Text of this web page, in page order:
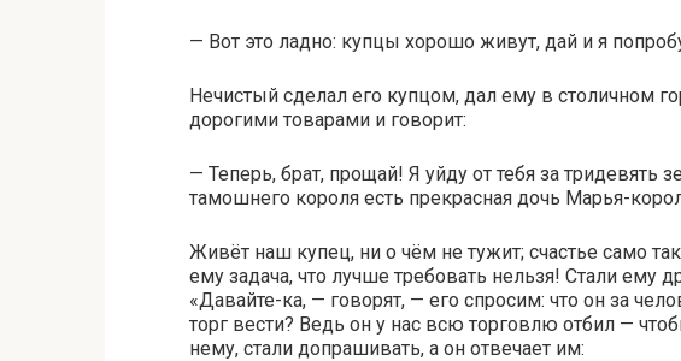
— Вот это ладно: купцы хорошо живут, дай и я
Нечистый сделал его купцом, дал ему в столичном
дорогими товарами и говорит:
— Теперь, брат, прощай! Я уйду от тебя за тридевять
тамошнего короля есть прекрасная дочь Марья-
Живёт наш купец, ни о чём не тужит; счастье само
ему задача, что лучше требовать нельзя! Стали ему
«Давайте-ка, — говорят, — его спросим: что он за
торг вести? Ведь он у нас всю торговлю отбил —
нему, стали допрашивать, а он отвечает им: